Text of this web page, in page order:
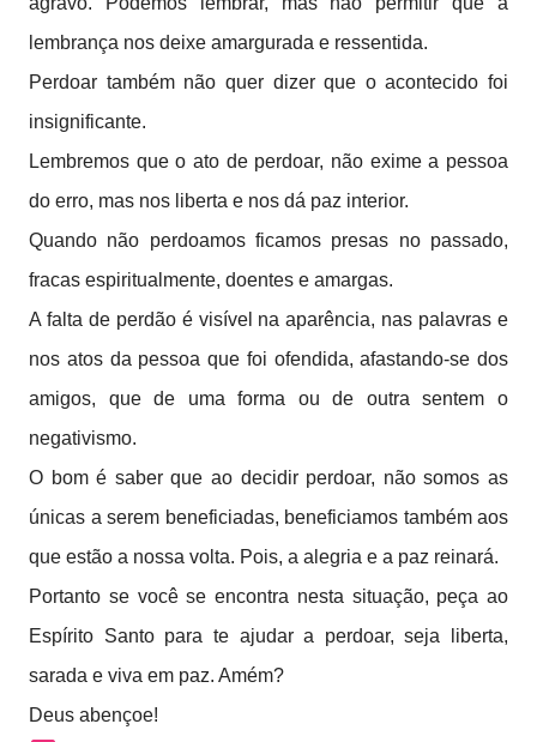
lembrança nos deixe amargurada e ressentida.
Perdoar também não quer dizer que o acontecido foi
insignificante.
Lembremos que o ato de perdoar, não exime a pessoa
do erro, mas nos liberta e nos dá paz interior.
Quando não perdoamos ficamos presas no passado,
fracas espiritualmente, doentes e amargas.
A falta de perdão é visível na aparência, nas palavras e
nos atos da pessoa que foi ofendida, afastando-se dos
amigos, que de uma forma ou de outra sentem o
negativismo.
O bom é saber que ao decidir perdoar, não somos as
únicas a serem beneficiadas, beneficiamos também aos
que estão a nossa volta. Pois, a alegria e a paz reinará.
Portanto se você se encontra nesta situação, peça ao
Espírito Santo para te ajudar a perdoar, seja liberta,
sarada e viva em paz. Amém?
Deus abençoe!